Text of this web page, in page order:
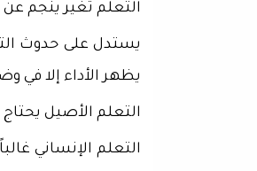
التعلم تغير ينجم
يستدل على حدوث
يظهر الأداء إلا في
التعلم الأصيل
التعلم الإنساني